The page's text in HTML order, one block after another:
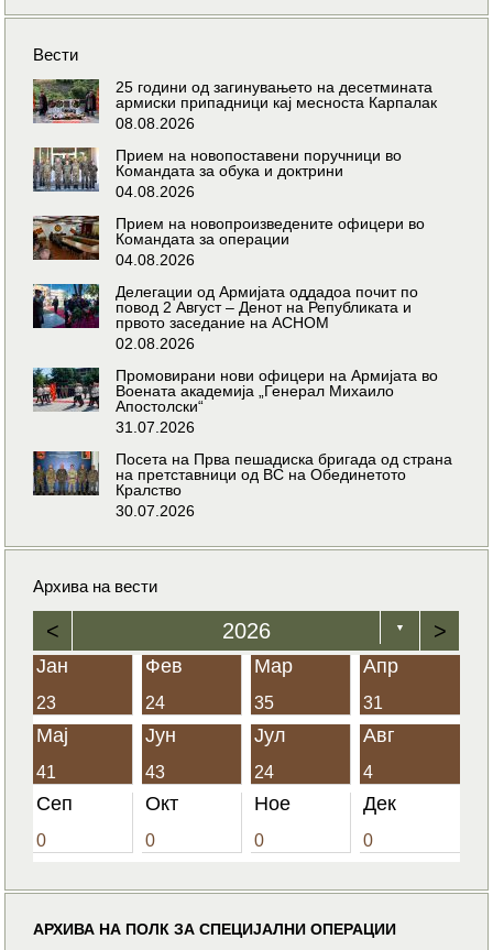
Вести
25 години од загинувањето на десетмината
армиски припадници кај месноста Карпалак
08.08.2026
Прием на новопоставени поручници во
Командата за обука и доктрини
04.08.2026
Прием на новопроизведените офицери во
Командата за операции
04.08.2026
Делегации од Армијата оддадоа почит по
повод 2 Август – Денот на Републиката и
првото заседание на АСНОМ
02.08.2026
Промовирани нови офицери на Армијата во
Воената академија „Генерал Михаило
Апостолски“
31.07.2026
Посета на Прва пешадиска бригада од страна
на претставници од ВС на Обединетото
Кралство
30.07.2026
Архива на вести
< 2026 ▼ >
Јан
23
Фев
24
Мар
35
Апр
31
Мај
41
Јун
43
Јул
24
Авг
4
Сеп
0
Окт
0
Ное
0
Дек
0
АРХИВА НА ПОЛК ЗА СПЕЦИЈАЛНИ ОПЕРАЦИИ